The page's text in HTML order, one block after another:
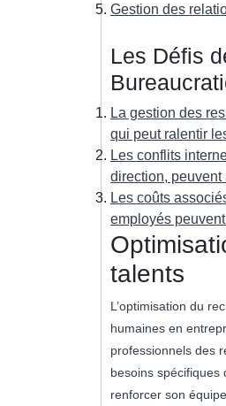
Gestion des
Les Défis
La gestion des
qui peut ralentir
Les conflits
direction, peuvent
Les coûts
employés
talents
L’optimisation du
humaines en
professionnels des
besoins spécifiques
renforcer son